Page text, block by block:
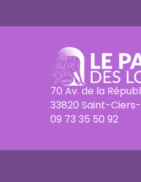
70 Av. de la
33820 Saint-
09 73 35 50 92